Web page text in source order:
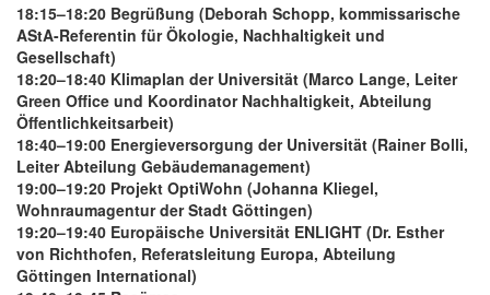
18:15–18:20 Begrüßung (Deborah Schopp, kommissarische
AStA-Referentin für Ökologie, Nachhaltigkeit und
Gesellschaft)
18:20–18:40 Klimaplan der Universität (Marco Lange, Leiter
Green Office und Koordinator Nachhaltigkeit, Abteilung
Öffentlichkeitsarbeit)
18:40–19:00 Energieversorgung der Universität (Rainer Bolli,
Leiter Abteilung Gebäudemanagement)
19:00–19:20 Projekt OptiWohn (Johanna Kliegel,
Wohnraumagentur der Stadt Göttingen)
19:20–19:40 Europäische Universität ENLIGHT (Dr. Esther
von Richthofen, Referatsleitung Europa, Abteilung
Göttingen International)